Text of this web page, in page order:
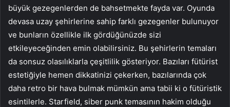
büyük gezegenlerden de bahsetmekte fayda var. Oyunda
devasa uzay şehirlerine sahip farklı gezegenler bulunuyor
ve bunların özellikle ilk gördüğünüzde sizi
etkileyeceğinden emin olabilirsiniz. Bu şehirlerin temaları
da sonsuz olasılıklarla çeşitlilik gösteriyor. Bazıları fütürist
estetiğiyle hemen dikkatinizi çekerken, bazılarında çok
daha retro bir hava bulmak mümkün ama tabii ki o fütüristik
esintilerle. Starfield, siber punk temasının hakim olduğu